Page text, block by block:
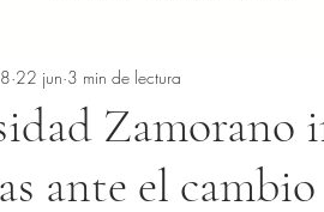
Negocios y Emprendimientos
Automóviles
Zamorano
ante el
22 jun 3 min de lectura